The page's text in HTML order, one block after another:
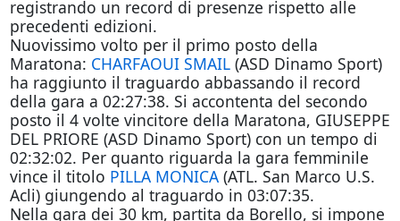
registrando un record di presenze rispetto alle
precedenti edizioni.
Nuovissimo volto per il primo posto della
Maratona: CHARFAOUI SMAIL(ASD Dinamo Sport)
ha raggiunto il traguardo abbassando il record
della gara a 02:27:38. Si accontenta del secondo
posto il 4 volte vincitore della Maratona, GIUSEPPE
DEL PRIORE (ASD Dinamo Sport) con un tempo di
02:32:02. Per quanto riguarda la gara femminile
vince il titolo PILLA MONICA(ATL. San Marco U.S.
Acli) giungendo al traguardo in 03:07:35.
Nella gara dei 30 km, partita da Borello, si impone